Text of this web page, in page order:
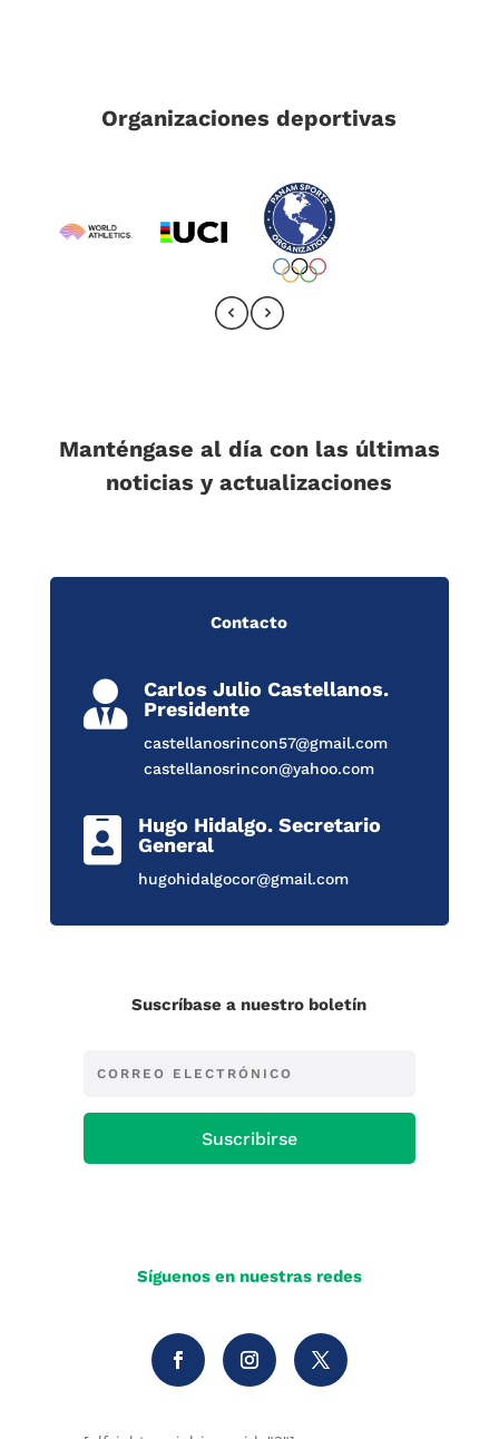
Organizaciones deportivas
Manténgase al día con las últimas
noticias y actualizaciones
Contacto

Carlos Julio Castellanos.
Presidente
castellanosrincon57@gmail.com
castellanosrincon@yahoo.com

Hugo Hidalgo. Secretario
General
hugohidalgocor@gmail.com
Suscríbase a nuestro boletín
Suscribirse
Síguenos en nuestras redes